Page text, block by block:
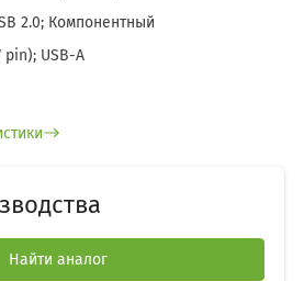
2.0; Компонентный
pin); USB-A
Найти аналог